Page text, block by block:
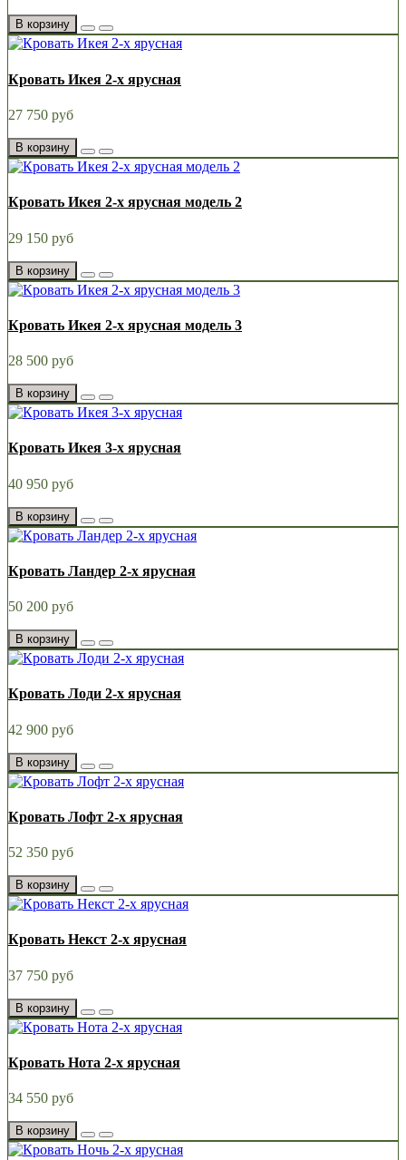
В корзину
Кровать Икея 2-х ярусная
27 750 руб
В корзину
Кровать Икея 2-х ярусная модель 2
29 150 руб
В корзину
Кровать Икея 2-х ярусная модель 3
28 500 руб
В корзину
Кровать Икея 3-х ярусная
40 950 руб
В корзину
Кровать Ландер 2-х ярусная
50 200 руб
В корзину
Кровать Лоди 2-х ярусная
42 900 руб
В корзину
Кровать Лофт 2-х ярусная
52 350 руб
В корзину
Кровать Некст 2-х ярусная
37 750 руб
В корзину
Кровать Нота 2-х ярусная
34 550 руб
В корзину